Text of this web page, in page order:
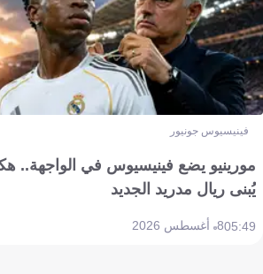
فينيسيوس جونيور
مورينيو يضع فينيسيوس في الواجهة..
يُبنى ريال مدريد الجديد
05:498 أغسطس 2026